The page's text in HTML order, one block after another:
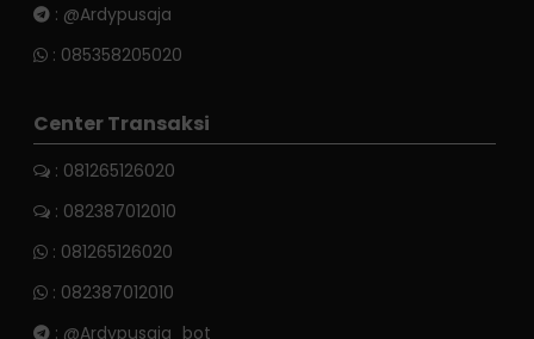
: @Ardypusaja
: 085358205020
Center Transaksi
: 081265126020
: 082387012010
: 081265126020
: 082387012010
: @Ardypusaja_bot